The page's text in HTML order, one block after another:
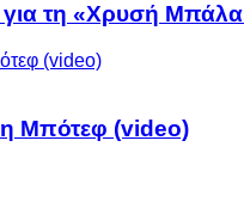
για τη «Χρυσή
η Μπότεφ (video)